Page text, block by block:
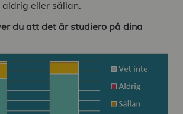
eller sällan.
du att det är studiero på dina